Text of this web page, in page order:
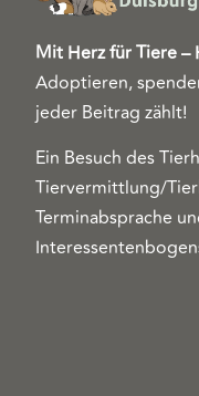
Mit Herz für Tiere –
Adoptieren,
jeder Beitrag zählt!
Ein Besuch des
Tiervermittlung/
Terminabsprache